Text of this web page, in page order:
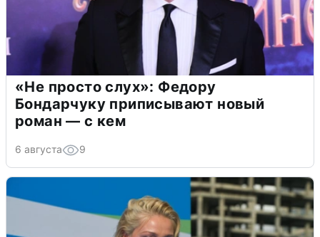
«Не просто слух»: Федору
Бондарчуку приписывают новый
роман — с кем
6 августа 9